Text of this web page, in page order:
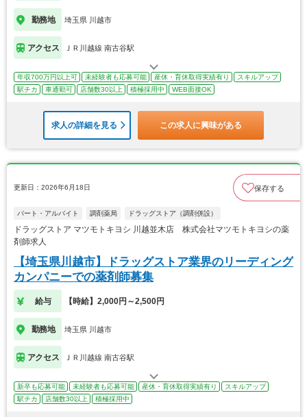
勤務地 埼玉県 川越市
アクセス ＪＲ川越線 南古谷駅
年収700万円以上可 未経験者も応募可能 産休・育休取得実績有り
スキルアップ
駅チカ
車通勤可 店舗数30以上 積極採用中 WEB面接OK
求人の詳細を見る この求人に興味がある
更新日：2026年6月18日 保存する
パート・アルバイト 調剤薬局 ドラッグストア（調剤併設）
ドラッグストア マツモトキヨシ 川越並木店 株式会社マツモトキヨシの薬
剤師求人
【埼玉県川越市】ドラッグストア業界のリーディング
カンパニーでの薬剤師募集
給与 【時給】2,000円～2,500円
勤務地 埼玉県 川越市
アクセス ＪＲ川越線 南古谷駅
新卒も応募可能 未経験者も応募可能 産休・育休取得実績有り
スキルアップ
駅チカ
店舗数30以上 積極採用中